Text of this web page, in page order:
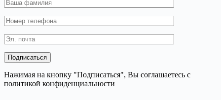
Нажимая на кнопку "Подписаться", Вы соглашаетесь с
политикой конфиденциальности